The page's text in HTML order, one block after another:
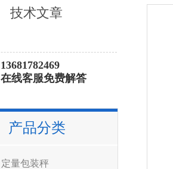
技术文章
13681782469
在线客服免费解答
产品分类
定量包装秤